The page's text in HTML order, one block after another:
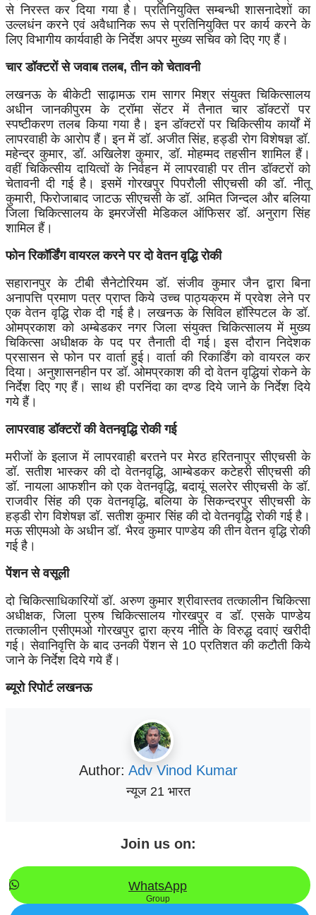
से निरस्त कर दिया गया है। प्रतिनियुक्ति सम्बन्धी शासनादेशों का
उल्लधंन करने एवं अवैधानिक रूप से प्रतिनियुक्ति पर कार्य करने के
लिए विभागीय कार्यवाही के निर्देश अपर मुख्य सचिव को दिए गए हैं।
चार डॉक्टरों से जवाब तलब, तीन को चेतावनी
लखनऊ के बीकेटी साढ़ामऊ राम सागर मिश्र संयुक्त चिकित्सालय
अधीन जानकीपुरम के ट्रॉमा सेंटर में तैनात चार डॉक्टरों पर
स्पष्टीकरण तलब किया गया है। इन डॉक्टरों पर चिकित्सीय कार्यों में
लापरवाही के आरोप हैं। इन में डॉ. अजीत सिंह, हड्डी रोग विशेषज्ञ डॉ.
महेन्द्र कुमार, डॉ. अखिलेश कुमार, डॉ. मोहम्मद तहसीन शामिल हैं।
वहीं चिकित्सीय दायित्वों के निर्वहन में लापरवाही पर तीन डॉक्टरों को
चेतावनी दी गई है। इसमें गोरखपुर पिपरौली सीएचसी की डॉ. नीतू
कुमारी, फिरोजाबाद जाटऊ सीएचसी के डॉ. अमित जिन्दल और बलिया
जिला चिकित्सालय के इमरजेंसी मेडिकल ऑफिसर डॉ. अनुराग सिंह
शामिल हैं।
फोन रिकॉर्डिंग वायरल करने पर दो वेतन वृद्धि रोकी
सहारानपुर के टीबी सैनेटोरियम डॉ. संजीव कुमार जैन द्वारा बिना
अनापत्ति प्रमाण पत्र प्राप्त किये उच्च पाठ्यक्रम में प्रवेश लेने पर
एक वेतन वृद्धि रोक दी गई है। लखनऊ के सिविल हॉस्पिटल के डॉ.
ओमप्रकाश को अम्बेडकर नगर जिला संयुक्त चिकित्सालय में मुख्य
चिकित्सा अधीक्षक के पद पर तैनाती दी गई। इस दौरान निदेशक
प्रसासन से फोन पर वार्ता हुई। वार्ता की रिकार्डिंग को वायरल कर
दिया। अनुशासनहीन पर डॉ. ओमप्रकाश की दो वेतन वृद्धियां रोकने के
निर्देश दिए गए हैं। साथ ही परनिंदा का दण्ड दिये जाने के निर्देश दिये
गये हैं।
लापरवाह डॉक्टरों की वेतनवृद्धि रोकी गई
मरीजों के इलाज में लापरवाही बरतने पर मेरठ हरितनापुर सीएचसी के
डॉ. सतीश भास्कर की दो वेतनवृद्धि, आम्बेडकर कटेहरी सीएचसी की
डॉ. नायला आफशीन को एक वेतनवृद्धि, बदायूं सलरेर सीएचसी के डॉ.
राजवीर सिंह की एक वेतनवृद्धि, बलिया के सिकन्दरपुर सीएचसी के
हड्डी रोग विशेषज्ञ डॉ. सतीश कुमार सिंह की दो वेतनवृद्धि रोकी गई है।
मऊ सीएमओ के अधीन डॉ. भैरव कुमार पाण्डेय की तीन वेतन वृद्धि रोकी
गई है।
पेंशन से वसूली
दो चिकित्साधिकारियों डॉ. अरुण कुमार श्रीवास्तव तत्कालीन चिकित्सा
अधीक्षक, जिला पुरुष चिकित्सालय गोरखपुर व डॉ. एसके पाण्डेय
तत्कालीन एसीएमओ गोरखपुर द्वारा क्रय नीति के विरुद्ध दवाएं खरीदी
गई। सेवानिवृत्ति के बाद उनकी पेंशन से 10 प्रतिशत की कटौती किये
जाने के निर्देश दिये गये हैं।
ब्यूरो रिपोर्ट लखनऊ
Author: Adv Vinod Kumar
न्यूज 21 भारत
Join us on:
WhatsApp
Group